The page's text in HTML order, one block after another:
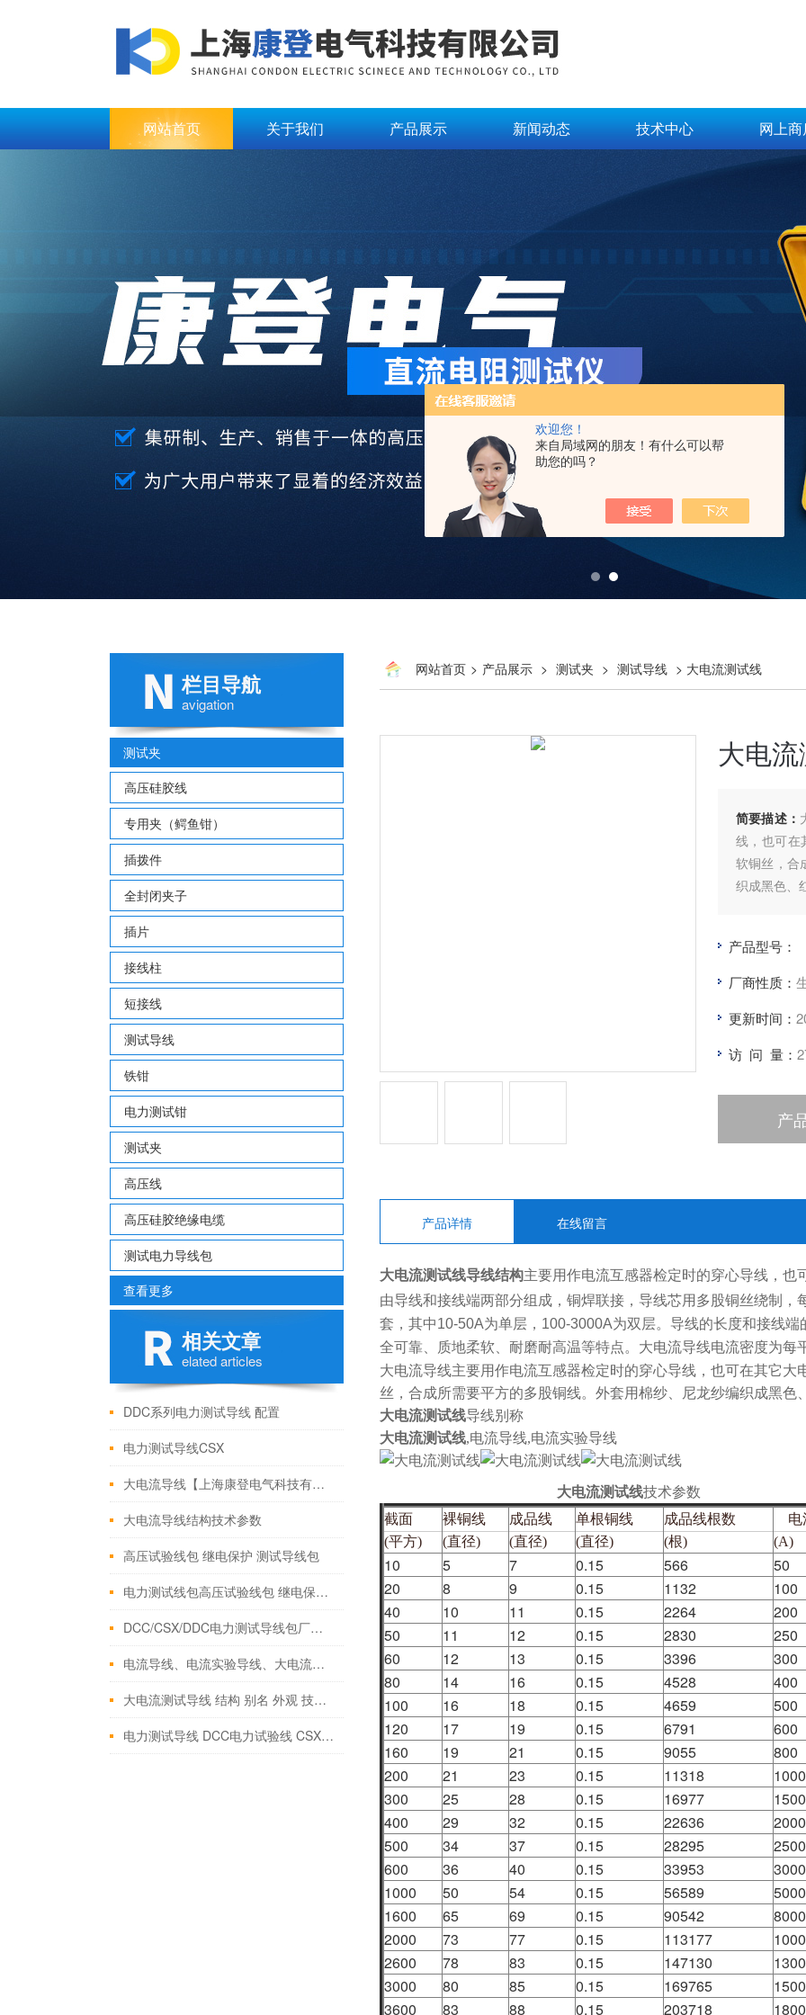
欢迎您！
来自局域网的朋友！有什么可以帮
助您的吗？
网站首页 关于我们 产品展示 新闻动态 技术中心 网上商
栏目导航
avigation
测试夹
高压硅胶线
专用夹（鳄鱼钳）
插拨件
全封闭夹子
插片
接线柱
短接线
测试导线
铁钳
电力测试钳
测试夹
高压线
高压硅胶绝缘电缆
测试电力导线包
查看更多
相关文章
elated articles
DDC系列电力测试导线 配置
电力测试导线CSX
大电流导线【上海康登电气科技有限公司】
大电流导线结构技术参数
高压试验线包 继电保护 测试导线包
电力测试线包高压试验线包 继电保护 测试导线包
DCC/CSX/DDC电力测试导线包厂家批发
电流导线、电流实验导线、大电流测试导线、大电流电缆
大电流测试导线 结构 别名 外观 技术参数
电力测试导线 DCC电力试验线 CSX电力测试线 测试导
网站首页 > 产品展示 > 测试夹 > 测试导线 > 大电流测试线
大电
简要描述：
线，也可在
软铜丝，合
织成黑色、
产品型号：
厂商性质：
更新时间：
访 问 量：
产
产品详情 在线留言
大电流测试线导线结构主要用作电流互感器检定时的穿心导线，
由导线和接线端两部分组成，铜焊联接，导线芯用多股铜丝绕制
套，其中10-50A为单层，100-3000A为双层。导线的长度和接线
全可靠、质地柔软、耐磨耐高温等特点。大电流导线电流密度为每
大电流导线主要用作电流互感器检定时的穿心导线，也可在其它大
丝，合成所需要平方的多股铜线。外套用棉纱、尼龙纱编织成黑色
大电流测试线导线别称
大电流测试线,电流导线,电流实验导线
大电流测试线技术参数
截面
(平方)
裸铜线
(直径)
成品线
(直径)
单根铜线
(直径)
成品线根数
(根)
(A)
10 5 7 0.15 566
50
20
8 9 0.15 1132
100
40
10 11 0.15 2264
200
50
11 12 0.15 2830
250
60
12 13 0.15 3396
300
80
14 16 0.15 4528
400
100
16 18 0.15 4659
500
120
17 19 0.15 6791
600
160
19 21 0.15 9055
800
200
21 23 0.15 11318
1000
300
25 28 0.15 16977
1500
400
29 32 0.15 22636
2000
500
34 37 0.15 28295
2500
600
36 40 0.15 33953
3000
1000
50 54 0.15 56589
5000
1600
65 69 0.15 90542
8000
2000
73 77 0.15 113177
2600
78 83 0.15 147130
3000
80 85 0.15 169765
3600
83 88 0.15 203718